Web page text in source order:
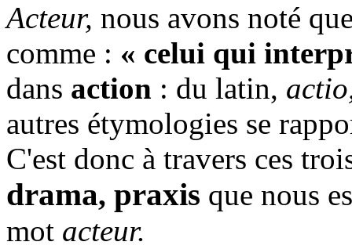
Acteur, nous avons noté
comme : « celui qui
dans action : du latin,
autres étymologies se
C'est donc à travers ces
drama, praxis que nous
mot acteur.